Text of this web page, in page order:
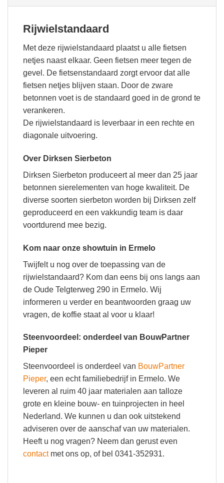
Rijwielstandaard
Met deze rijwielstandaard plaatst u alle fietsen
netjes naast elkaar. Geen fietsen meer tegen de
gevel. De fietsenstandaard zorgt ervoor dat alle
fietsen netjes blijven staan. Door de zware
betonnen voet is de standaard goed in de grond te
verankeren.
De rijwielstandaard is leverbaar in een rechte en
diagonale uitvoering.
Over Dirksen Sierbeton
Dirksen Sierbeton produceert al meer dan 25 jaar
betonnen sierelementen van hoge kwaliteit. De
diverse soorten sierbeton worden bij Dirksen zelf
geproduceerd en een vakkundig team is daar
voortdurend mee bezig.
Kom naar onze showtuin in Ermelo
Twijfelt u nog over de toepassing van de
rijwielstandaard? Kom dan eens bij ons langs aan
de Oude Telgterweg 290 in Ermelo. Wij
informeren u verder en beantwoorden graag uw
vragen, de koffie staat al voor u klaar!
Steenvoordeel: onderdeel van BouwPartner
Pieper
Steenvoordeel is onderdeel van BouwPartner
Pieper, een echt familiebedrijf in Ermelo. We
leveren al ruim 40 jaar materialen aan talloze
grote en kleine bouw- en tuinprojecten in heel
Nederland. We kunnen u dan ook uitstekend
adviseren over de aanschaf van uw materialen.
Heeft u nog vragen? Neem dan gerust even
contactmet ons op, of bel 0341-352931.